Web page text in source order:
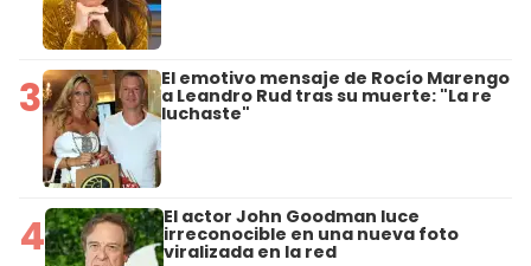
3 El emotivo mensaje de Rocío Marengo
a Leandro Rud tras su muerte: "La re
luchaste"
4 El actor John Goodman luce
irreconocible en una nueva foto
viralizada en la red